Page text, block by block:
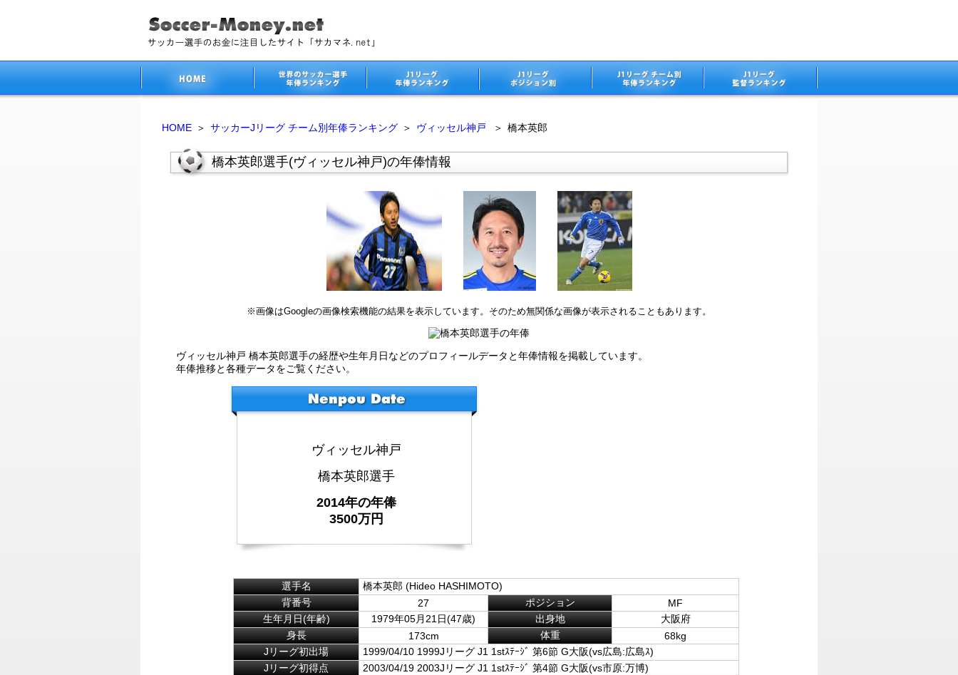
HOME ＞ サッカーJリーグ チーム別年俸ランキング ＞ ヴィッセル神戸 ＞ 橋本英郎
橋本英郎選手(ヴィッセル神戸)の年俸情報
※画像はGoogleの画像検索機能の結果を表示しています。そのため無関係な画像が表示されることもあります。
ヴィッセル神戸 橋本英郎選手の経歴や生年月日などのプロフィールデータと年俸情報を掲載しています。
年俸推移と各種データをご覧ください。
ヴィッセル神戸
橋本英郎選手
2014年の年俸
3500万円
選手名
橋本英郎 (Hideo HASHIMOTO)
背番号
27 ポジション
MF
生年月日(年齢)
1979年05月21日(47歳) 出身地
大阪府
身長
173cm 体重
68kg
Jリーグ初出場
1999/04/10 1999Jリーグ J1 1stｽﾃｰｼﾞ 第6節 G大阪(vs広島:広島ｽ)
Jリーグ初得点
2003/04/19 2003Jリーグ J1 1stｽﾃｰｼﾞ 第4節 G大阪(vs市原:万博)